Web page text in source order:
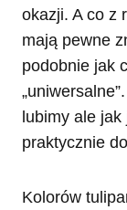
okazji. A co z
mają pewne
podobnie jak
lubimy ale
praktycznie
Kolorów